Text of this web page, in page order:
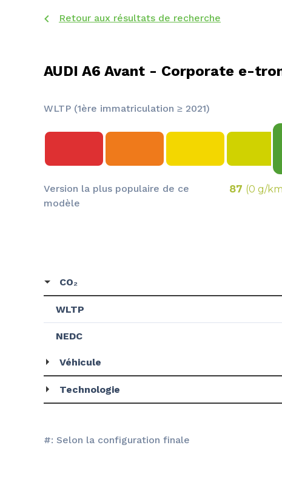
Retour aux résultats de recherche
AUDI A6 Avant - Corporate e-
WLTP (1ère immatriculation ≥ 2021)
Version la plus populaire de ce
modèle
87 (0 g/
CO₂
WLTP
NEDC
Véhicule
Technologie
#: Selon la configuration finale